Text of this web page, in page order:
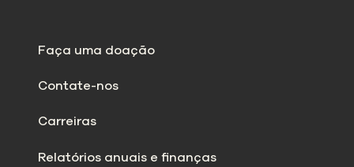
Faça uma doação
Contate-nos
Carreiras
Relatórios anuais e finanças